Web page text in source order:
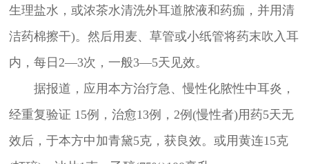
生理盐水，或浓茶水清洗外耳道脓液和药痂，并用清
洁药棉擦干)。然后用麦、草管或小纸管将药末吹入耳
内，每日2—3次，一般3—5天见效。
据报道，应用本方治疗急、慢性化脓性中耳炎，
经重复验证 15例，治愈13例，2例(慢性者)用药5天无
效后，于本方中加青黛5克，获良效。或用黄连15克